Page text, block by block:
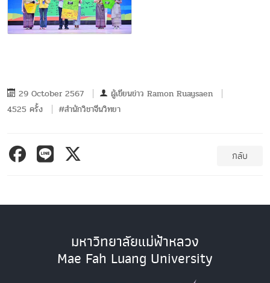
29 October 2567 ผู้เขียนข่าว Ramon Ruaysaen
4525 ครั้ง
#สำนักวิชาจีนวิทยา
กลับ
มหาวิทยาลัยแม่ฟ้าหลวง
Mae Fah Luang University